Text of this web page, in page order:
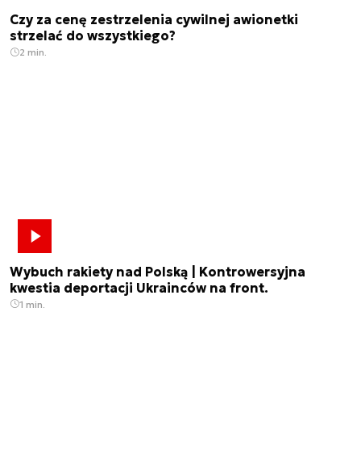
Czy za cenę zestrzelenia cywilnej awionetki
strzelać do wszystkiego?
2 min.
Wybuch rakiety nad Polską | Kontrowersyjna
kwestia deportacji Ukrainców na front.
1 min.